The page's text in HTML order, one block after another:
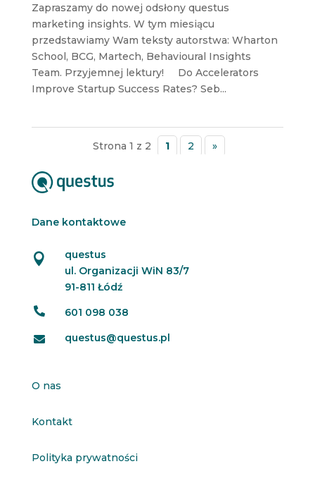
Zapraszamy do nowej odsłony questus
marketing insights. W tym miesiącu
przedstawiamy Wam teksty autorstwa: Wharton
School, BCG, Martech, Behavioural Insights
Team. Przyjemnej lektury! Do Accelerators
Improve Startup Success Rates? Seb...
Strona 1 z 2 1 2 »
Dane kontaktowe

questus
ul. Organizacji WiN 83/7
91-811 Łódź
 601 098 038
 questus@questus.pl
O nas
Kontakt
Polityka prywatności